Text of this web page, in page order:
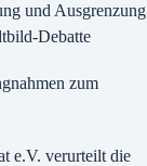
und Ausgrenzung
Debatte
zum
e.V. verurteilt die